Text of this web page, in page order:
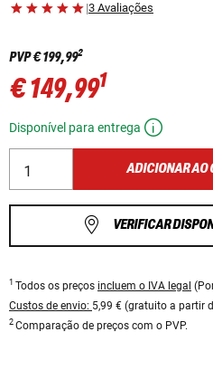
|3 Avaliações
PVP€ 199,992
€ 149,991
Disponível para entrega
ADICIONAR AO
VERIFICAR
1 Todos os preços incluem o IVA legal
Custos de envio: 5,99 € (gratuito a partir
2 Comparação de preços com o PVP.